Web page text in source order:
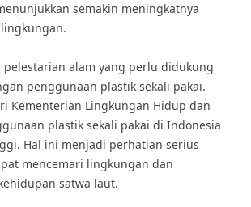
semakin meningkatnya
pelestarian alam yang perlu didukung
penggunaan plastik sekali pakai.
Kementerian Lingkungan Hidup dan
plastik sekali pakai di Indonesia
Hal ini menjadi perhatian serius
mencemari lingkungan dan
satwa laut.